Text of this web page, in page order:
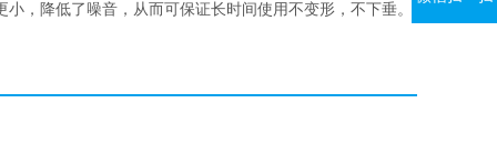
，降低了噪音，从而可保证长时间使用不变形，不下垂。